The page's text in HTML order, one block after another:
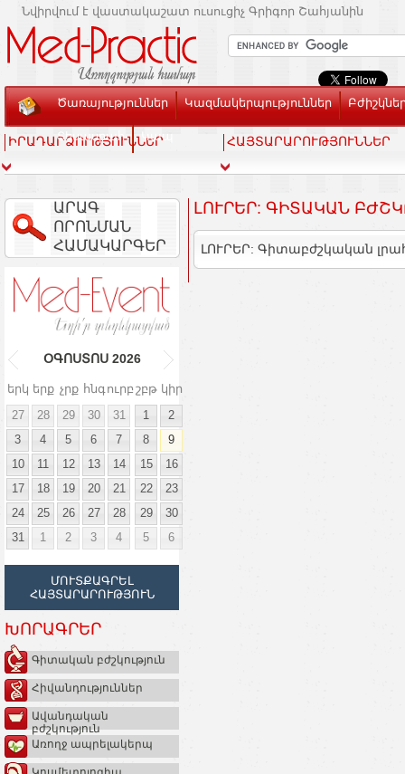
Նվիրվում է վաստակաշատ ուսուցիչ Գրիգոր Շահյանին
Ծառայություններ Կազմակերպություններ
Տեսասրահ Կապ
ԻՐԱԴԱՐՁՈՒԹՅՈՒՆՆԵՐ ՀԱՅՏԱՐԱՐՈՒԹՅՈՒՆՆԵՐ
ԱՐԱԳ
ՈՐՈՆՄԱՆ
ՀԱՄԱԿԱՐԳԵՐ
ՕԳՈՍՏՈՍ 2026
երկ երք չրք հնգուրբ շբթ կիր
27
28 29 30 31 1
2
3
4 5 6 7 8
9
10
11 12 13 14 15
16
17
18 19 20 21 22
23
24
25 26 27 28 29
30
31
1 2 3 4 5 6
ՄՈՒՏՔԱԳՐԵԼ
ՀԱՅՏԱՐԱՐՈՒԹՅՈՒՆ
ԽՈՐԱԳՐԵՐ
Գիտական բժշկություն
Հիվանդություններ
Ավանդական
բժշկություն
Առողջ ապրելակերպ
ԼՈՒՐԵՐ: ԳԻՏԱԿԱՆ
ԼՈՒՐԵՐ: Գիտաբժշկական